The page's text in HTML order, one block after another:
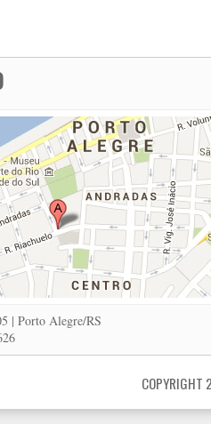
| Porto Alegre/RS
COPYRIGHT